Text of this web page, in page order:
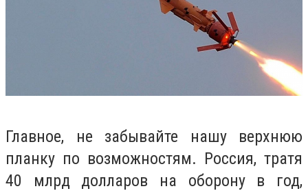
Главное, не забывайте нашу верхнюю
планку по возможностям. Россия, тратя
40 млрд долларов на оборону в год,